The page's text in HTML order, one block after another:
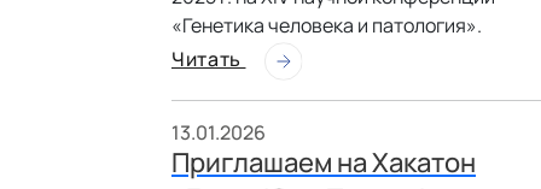
«Генетика человека и патология».
Читать
13.01.2026
Приглашаем на Хакатон